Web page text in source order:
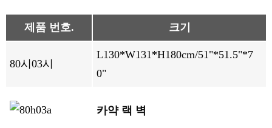
제품 번호. 크기
80시03시
L130*W131*H180cm/51"*51.5"*7
0"
카약 랙 벽